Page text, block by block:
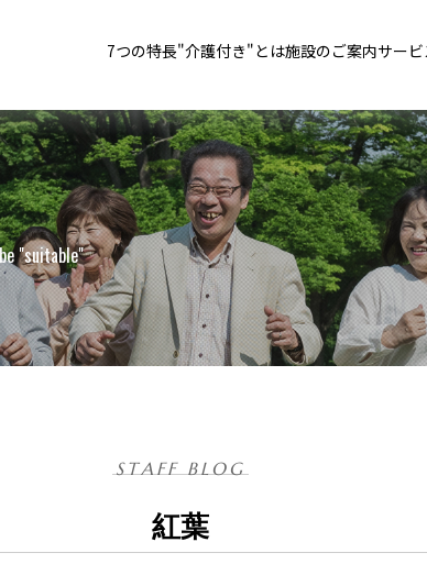
7つの特長"介護付き"とは施設のご案内サー
"suitable"
STAFF BLOG
紅葉